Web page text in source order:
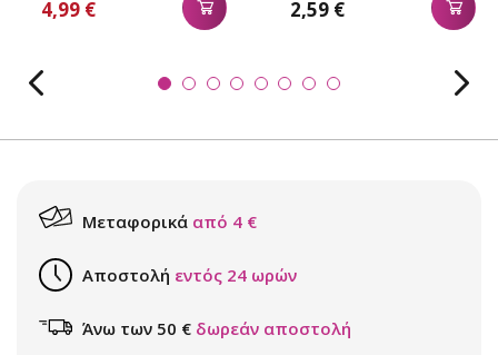
4,99 € 2,59 €
Μεταφορικά από 4 €
Αποστολή εντός 24 ωρών
Άνω των 50 € δωρεάν αποστολή